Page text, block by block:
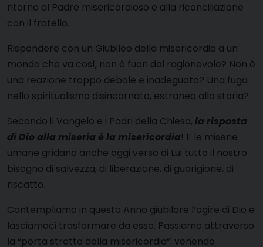
ritorno al Padre misericordioso e alla riconciliazione
con il fratello.
Rispondere con un Giubileo della misericordia a un
mondo che va così, non è fuori dal ragionevole? Non è
una reazione troppo debole e inadeguata? Una fuga
nello spiritualismo disincarnato, estraneo alla storia?
Secondo il Vangelo e i Padri della Chiesa, la risposta
di Dio alla miseria è la misericordia! E le miserie
umane gridano anche oggi verso di Lui tutto il nostro
bisogno di salvezza, di liberazione, di guarigione, di
riscatto.
Contempliamo in questo Anno giubilare l’agire di Dio e
lasciamoci trasformare da esso. Passiamo attraverso
la “porta stretta della misericordia”: venendo